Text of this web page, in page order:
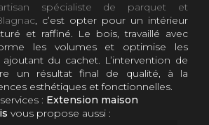
spécialiste de parquet et
, c’est opter pour un intérieur
et raffiné. Le bois, travaillé avec
les volumes et optimise les
du cachet. L’intervention de
un résultat final de qualité, à la
esthétiques et fonctionnelles.
: Extension maison
vous propose aussi :